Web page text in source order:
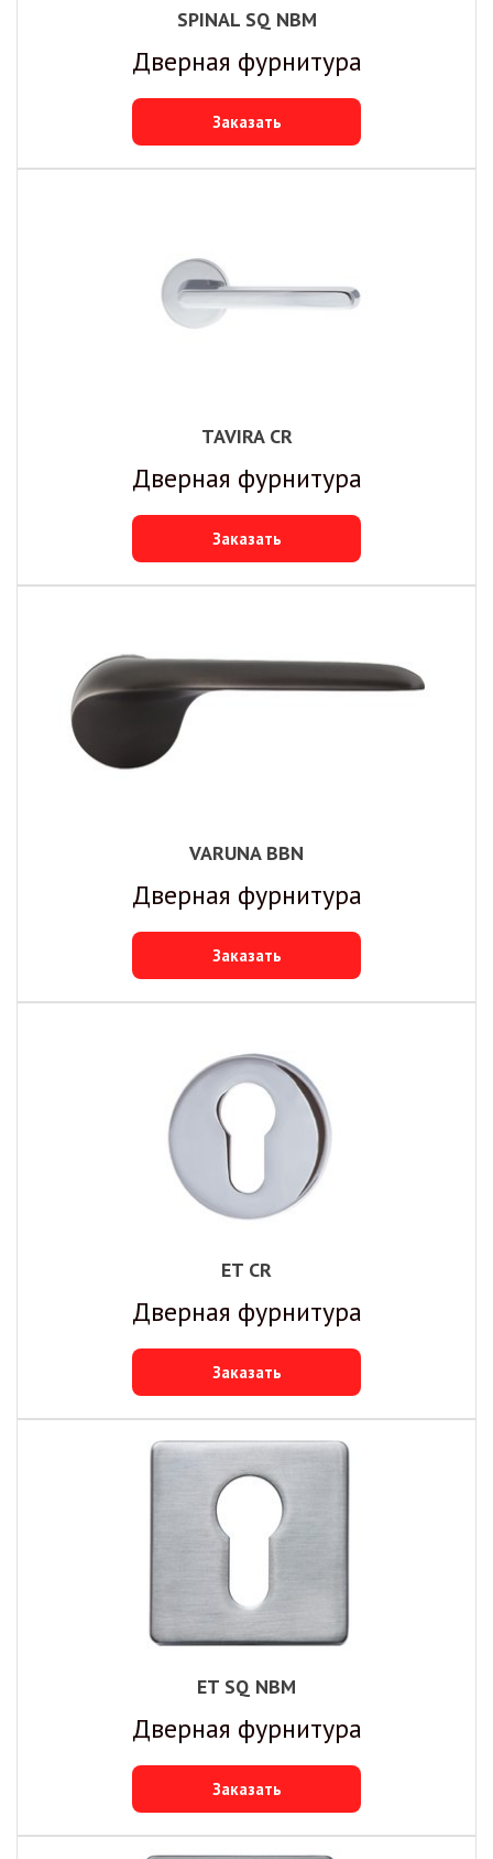
SPINAL SQ NBM
Дверная фурнитура
Заказать
TAVIRA CR
Дверная фурнитура
Заказать
VARUNA BBN
Дверная фурнитура
Заказать
ET CR
Дверная фурнитура
Заказать
ET SQ NBM
Дверная фурнитура
Заказать